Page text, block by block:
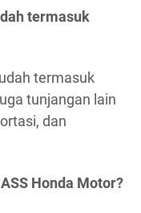
termasuk
termasuk
tunjangan lain
dan
Honda Motor?